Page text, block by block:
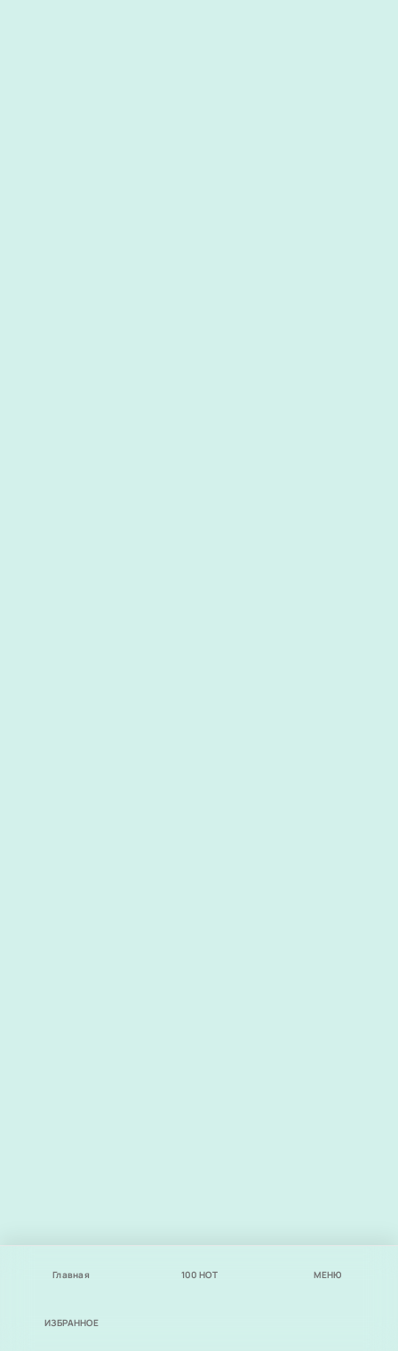
Главная 100 НОТ МЕНЮ
ИЗБРАННОЕ